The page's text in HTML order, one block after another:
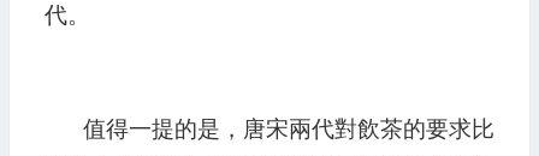
代。
值得一提的是，唐宋兩代對飲茶的要求比